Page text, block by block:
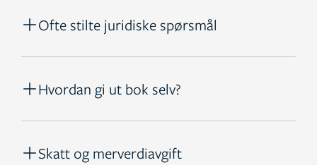
Ofte stilte juridiske spørsmål
Hvordan gi ut bok selv?
Skatt og merverdiavgift